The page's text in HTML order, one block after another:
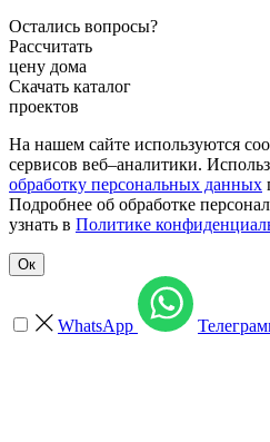
Остались вопросы?
Рассчитать
цену дома
Скачать каталог
проектов
На нашем сайте используются
сервисов веб–аналитики.
обработку персональных данных
Подробнее об обработке
узнать в Политике
Ок
WhatsApp